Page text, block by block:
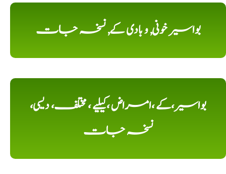
بواسیر خونی, و بادی کے, نسخہ جات
بواسیر،کے ،امراض ،کیلیے ، مختلف، دیسی،
نسخہ جات